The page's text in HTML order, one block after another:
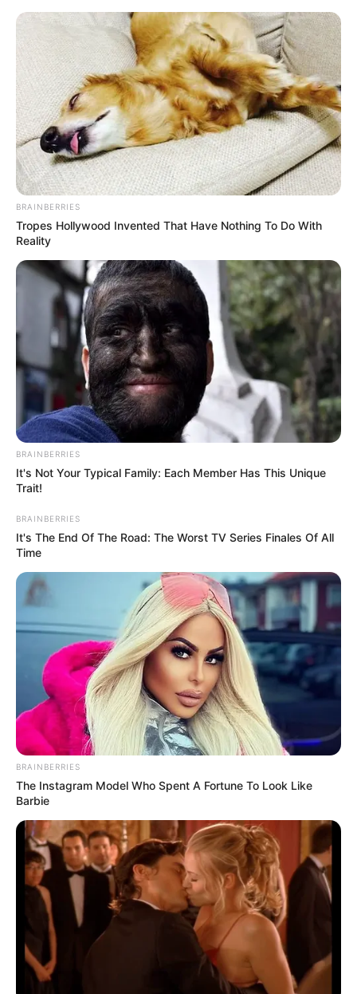
BRAINBERRIES
Tropes Hollywood Invented That Have Nothing To Do With
Reality
BRAINBERRIES
It's Not Your Typical Family: Each Member Has This Unique
Trait!
BRAINBERRIES
It's The End Of The Road: The Worst TV Series Finales Of All
Time
BRAINBERRIES
The Instagram Model Who Spent A Fortune To Look Like
Barbie